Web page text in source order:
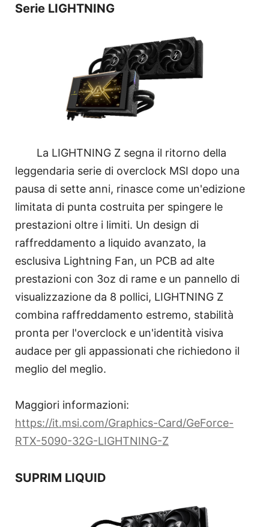
Serie LIGHTNING
La LIGHTNING Z segna il ritorno della
leggendaria serie di overclock MSI dopo una
pausa di sette anni, rinasce come un'edizione
limitata di punta costruita per spingere le
prestazioni oltre i limiti. Un design di
raffreddamento a liquido avanzato, la
esclusiva Lightning Fan, un PCB ad alte
prestazioni con 3oz di rame e un pannello di
visualizzazione da 8 pollici, LIGHTNING Z
combina raffreddamento estremo, stabilità
pronta per l'overclock e un'identità visiva
audace per gli appassionati che richiedono il
meglio del meglio.
Maggiori informazioni:
https://it.msi.com/Graphics-Card/GeForce-
RTX-5090-32G-LIGHTNING-Z
SUPRIM LIQUID